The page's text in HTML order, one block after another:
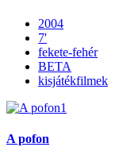
2004
7'
fekete-fehér
BETA
kisjátékfilmek
A pofon